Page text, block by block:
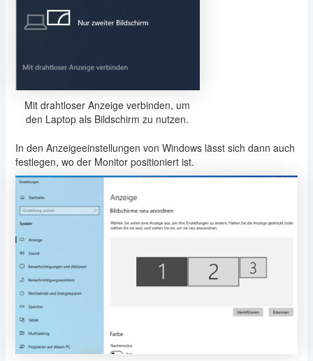
Mit drahtloser Anzeige verbinden, um
den Laptop als Bildschirm zu nutzen.
In den Anzeigeeinstellungen von Windows lässt sich dann auch
festlegen, wo der Monitor positioniert ist.